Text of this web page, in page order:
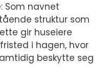
Som navnet
struktur som
gir huseiere
i hagen, hvor
beskytte seg